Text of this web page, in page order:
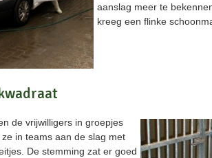
aanslag meer te
kreeg een flinke
de vrijwilligers in groepjes
in teams aan de slag met
De stemming zat er goed